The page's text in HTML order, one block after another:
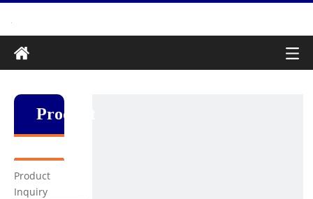
Produkt
Product
Inquiry